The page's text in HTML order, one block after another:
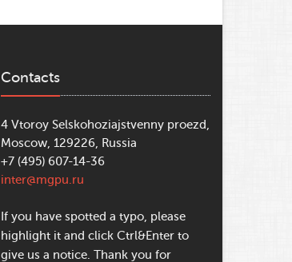
Contacts
4 Vtoroy Selskohoziajstvenny proezd,
Moscow, 129226, Russia
+7 (495) 607-14-36
inter@mgpu.ru
If you have spotted a typo, please
highlight it and click Ctrl&Enter to
give us a notice. Thank you for